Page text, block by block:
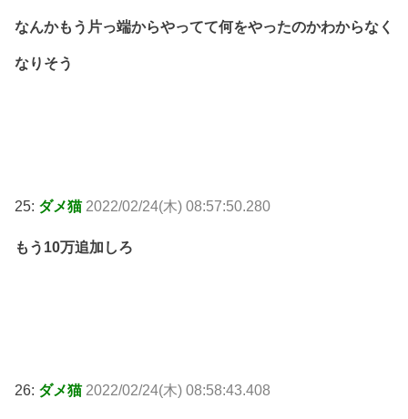
なんかもう片っ端からやってて何をやったのかわからなく
なりそう
25: ダメ猫 2022/02/24(木) 08:57:50.280
もう10万追加しろ
26: ダメ猫 2022/02/24(木) 08:58:43.408